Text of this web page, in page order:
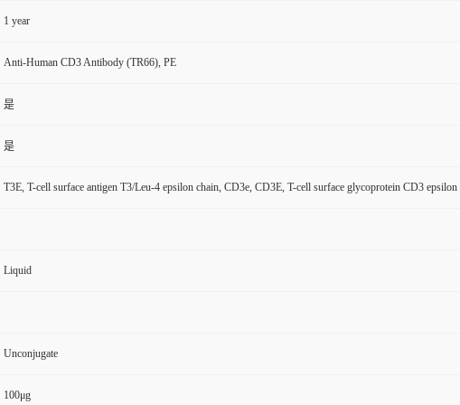
1 year
Anti-Human CD3 Antibody (TR66), PE
是
是
T3E, T-cell surface antigen T3/Leu-4 epsilon chain, CD3e, CD3E, T-cell surface glycoprotein CD3 epsilon
Liquid
Unconjugate
100μg